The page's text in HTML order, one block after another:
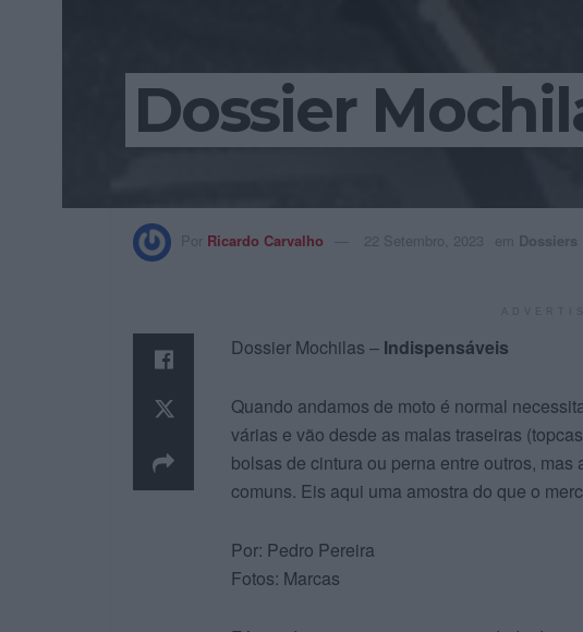
Dossier
Por Ricardo Carvalho 22 Setembro, 2023 em Dossiers
Dossier Mochilas – Indispensáveis
Quando andamos de moto é normal
várias e vão desde as malas traseiras
bolsas de cintura ou perna entre outros,
comuns. Eis aqui uma amostra do que o
Por: Pedro Pereira
Fotos: Marcas